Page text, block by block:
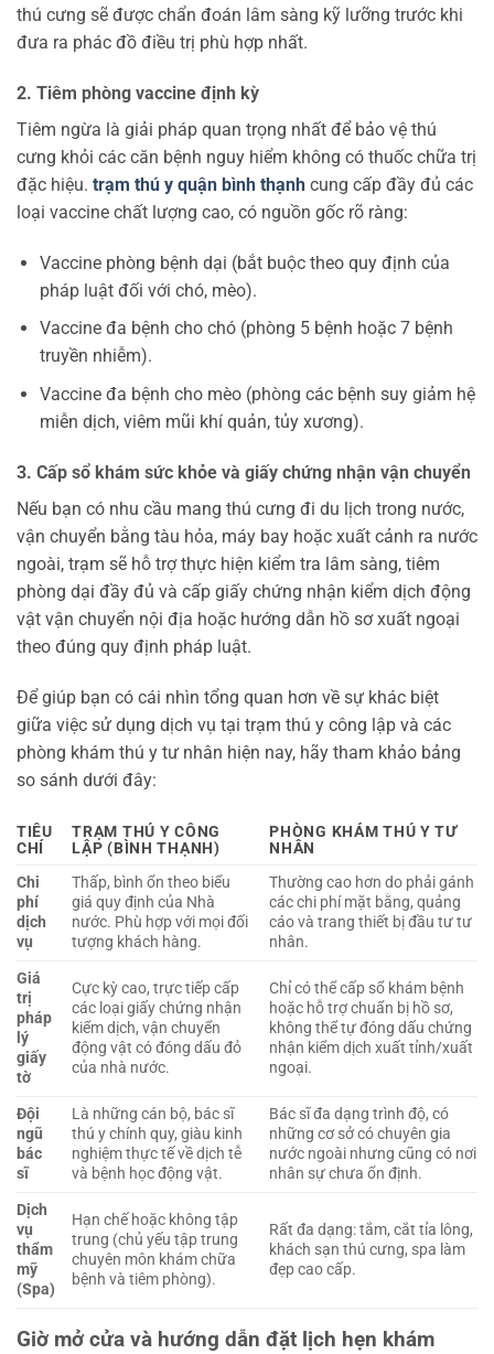
thú cưng sẽ được chẩn đoán lâm sàng kỹ lưỡng trước khi
đưa ra phác đồ điều trị phù hợp nhất.
2. Tiêm phòng vaccine định kỳ
Tiêm ngừa là giải pháp quan trọng nhất để bảo vệ thú
cưng khỏi các căn bệnh nguy hiểm không có thuốc chữa trị
đặc hiệu. trạm thú y quận bình thạnh cung cấp đầy đủ các
loại vaccine chất lượng cao, có nguồn gốc rõ ràng:
Vaccine phòng bệnh dại (bắt buộc theo quy định của
pháp luật đối với chó, mèo).
Vaccine đa bệnh cho chó (phòng 5 bệnh hoặc 7 bệnh
truyền nhiễm).
Vaccine đa bệnh cho mèo (phòng các bệnh suy giảm hệ
miễn dịch, viêm mũi khí quản, tủy xương).
3. Cấp sổ khám sức khỏe và giấy chứng nhận vận chuyển
Nếu bạn có nhu cầu mang thú cưng đi du lịch trong nước,
vận chuyển bằng tàu hỏa, máy bay hoặc xuất cảnh ra nước
ngoài, trạm sẽ hỗ trợ thực hiện kiểm tra lâm sàng, tiêm
phòng dại đầy đủ và cấp giấy chứng nhận kiểm dịch động
vật vận chuyển nội địa hoặc hướng dẫn hồ sơ xuất ngoại
theo đúng quy định pháp luật.
Để giúp bạn có cái nhìn tổng quan hơn về sự khác biệt
giữa việc sử dụng dịch vụ tại trạm thú y công lập và các
phòng khám thú y tư nhân hiện nay, hãy tham khảo bảng
so sánh dưới đây:
TIÊU
CHÍ
TRẠM THÚ Y CÔNG
LẬP (BÌNH THẠNH)
PHÒNG KHÁM THÚ Y TƯ
NHÂN
Chi
phí
dịch
vụ
Thấp, bình ổn theo biểu
giá quy định của Nhà
nước. Phù hợp với mọi đối
tượng khách hàng.
Thường cao hơn do phải gánh
các chi phí mặt bằng, quảng
cáo và trang thiết bị đầu tư tư
nhân.
Giá
trị
pháp
lý
giấy
tờ
Cực kỳ cao, trực tiếp cấp
các loại giấy chứng nhận
kiểm dịch, vận chuyển
động vật có đóng dấu đỏ
của nhà nước.
Chỉ có thể cấp sổ khám bệnh
hoặc hỗ trợ chuẩn bị hồ sơ,
không thể tự đóng dấu chứng
nhận kiểm dịch xuất tỉnh/xuất
ngoại.
Đội
ngũ
bác
sĩ
Là những cán bộ, bác sĩ
thú y chính quy, giàu kinh
nghiệm thực tế về dịch tễ
và bệnh học động vật.
Bác sĩ đa dạng trình độ, có
những cơ sở có chuyên gia
nước ngoài nhưng cũng có nơi
nhân sự chưa ổn định.
Dịch
vụ
thẩm
mỹ
(Spa)
Hạn chế hoặc không tập
trung (chủ yếu tập trung
chuyên môn khám chữa
bệnh và tiêm phòng).
Rất đa dạng: tắm, cắt tỉa lông,
khách sạn thú cưng, spa làm
đẹp cao cấp.
Giờ mở cửa và hướng dẫn đặt lịch hẹn khám